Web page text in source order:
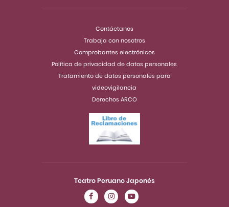
Teatro Peruano Japonés
Contáctanos
Trabaja con nosotros
Comprobantes electrónicos
Política de privacidad de datos personales
Tratamiento de datos personales para
videovigilancia
Derechos ARCO